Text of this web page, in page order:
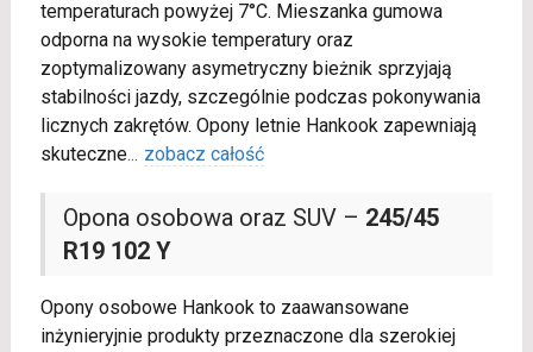
temperaturach powyżej 7°C. Mieszanka gumowa
odporna na wysokie temperatury oraz
zoptymalizowany asymetryczny bieżnik sprzyjają
stabilności jazdy, szczególnie podczas pokonywania
licznych zakrętów. Opony letnie Hankook zapewniają
skuteczne... zobacz całość
Opona osobowa oraz SUV – 245/45
R19 102 Y
Opony osobowe Hankook to zaawansowane
inżynieryjnie produkty przeznaczone dla szerokiej